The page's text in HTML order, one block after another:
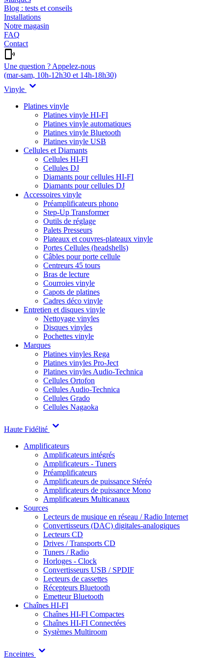
Blog : tests et conseils
Installations
Notre magasin
FAQ
Contact
Une question ? Appelez-nous
(mar-sam, 10h-12h30 et 14h-18h30)
Vinyle
Platines vinyle
Platines vinyle HI-FI
Platines vinyle automatiques
Platines vinyle Bluetooth
Platines vinyle USB
Cellules et Diamants
Cellules HI-FI
Cellules DJ
Diamants pour cellules HI-FI
Diamants pour cellules DJ
Accessoires vinyle
Préamplificateurs phono
Step-Up Transformer
Outils de réglage
Palets Presseurs
Plateaux et couvres-plateaux vinyle
Portes Cellules (headshells)
Câbles pour porte cellule
Centreurs 45 tours
Bras de lecture
Courroies vinyle
Capots de platines
Cadres déco vinyle
Entretien et disques vinyle
Nettoyage vinyles
Disques vinyles
Pochettes vinyle
Marques
Platines vinyles Rega
Platines vinyles Pro-Ject
Platines vinyles Audio-Technica
Cellules Ortofon
Cellules Audio-Technica
Cellules Grado
Cellules Nagaoka
Haute Fidélité
Amplificateurs
Amplificateurs intégrés
Amplificateurs - Tuners
Préamplificateurs
Amplificateurs de puissance Stéréo
Amplificateurs de puissance Mono
Amplificateurs Multicanaux
Sources
Lecteurs de musique en réseau / Radio Internet
Convertisseurs (DAC) digitales-analogiques
Lecteurs CD
Drives / Transports CD
Tuners / Radio
Horloges - Clock
Convertisseurs USB / SPDIF
Lecteurs de cassettes
Récepteurs Bluetooth
Emetteur Bluetooth
Chaînes HI-FI
Chaînes HI-FI Compactes
Chaînes HI-FI Connectées
Systèmes Multiroom
Enceintes